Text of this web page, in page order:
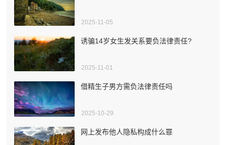
2025-11-05
诱骗14岁女生发关系要负法律责任?
2025-11-01
借精生子男方需负法律责任吗
2025-10-29
网上发布他人隐私构成什么罪